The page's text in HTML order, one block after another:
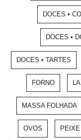
DOCES •
DOCES •
DOCES • TARTES
FORNO
MASSA FOLHADA
OVOS PEIXE